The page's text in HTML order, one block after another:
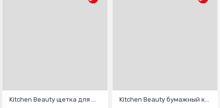
Kitchen Beauty щетка для ... Kitchen Beauty бумажный к...